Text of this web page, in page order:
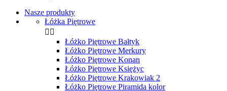
Nasze produkty
Łóżka Piętrowe
 
Łóżko Piętrowe Bałtyk
Łóżko Piętrowe Merkury
Łóżko Piętrowe Konan
Łóżko Piętrowe Księżyc
Łóżko Piętrowe Krakowiak 2
Łóżko Piętrowe Piramida kolor